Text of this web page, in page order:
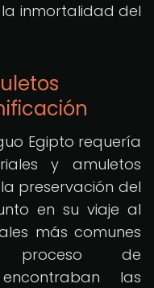
inmortalidad del
Egipto requería
y amuletos
preservación del
en su viaje al
más comunes
de
las